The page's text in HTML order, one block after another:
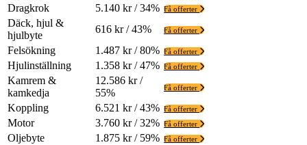
Dragkrok 5.140 kr / 34% Få offerter
Däck, hjul &
hjulbyte
616 kr / 43% Få offerter
Felsökning 1.487 kr / 80% Få offerter
Hjulinställning 1.358 kr / 47% Få offerter
Kamrem &
kamkedja
12.586 kr /
55%
Få offerter
Koppling 6.521 kr / 43% Få offerter
Motor 3.760 kr / 32% Få offerter
Oljebyte 1.875 kr / 59% Få offerter